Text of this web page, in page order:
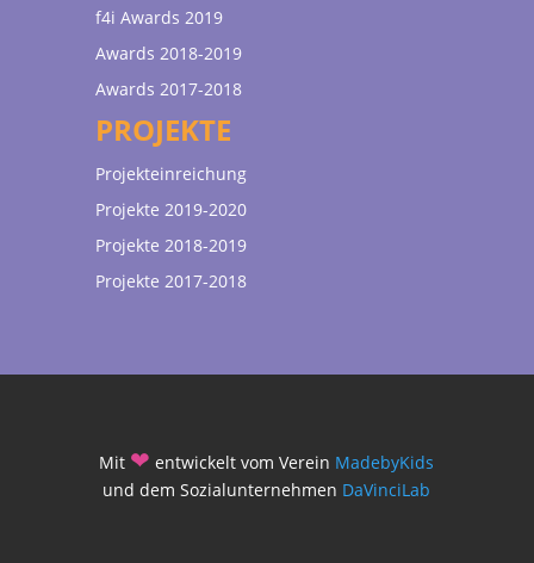
f4i Awards 2019
Awards 2018-2019
Awards 2017-2018
PROJEKTE
Projekteinreichung
Projekte 2019-2020
Projekte 2018-2019
Projekte 2017-2018
Mit ❤ entwickelt vom Verein MadebyKids
und dem Sozialunternehmen DaVinciLab